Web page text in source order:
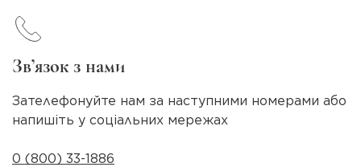
Зв’язок з нами
Зателефонуйте нам за наступними номерами або
напишіть у соціальних мережах
0 (800) 33-1886